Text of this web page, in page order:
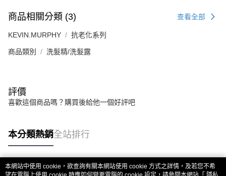
商品相關分類 (3) 查看全部
KEVIN.MURPHY 抗老化系列
商品類別 洗髮精/洗髮露
評價
喜歡這個商品嗎？購買後給他一個好評吧
本分類熱銷全站排行
熱門標籤
本網站中使用 cookie，欲查詢有關本網站使用 cookie 方式之詳情，及若您不希